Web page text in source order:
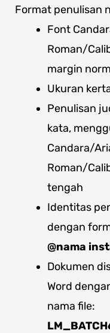
Format penulisan
Font
Roman/
margin
Ukuran
Penulisan
kata,
Candara/
Roman/
tengah
Identitas
dengan
@nama
Dokumen
Word
nama file: